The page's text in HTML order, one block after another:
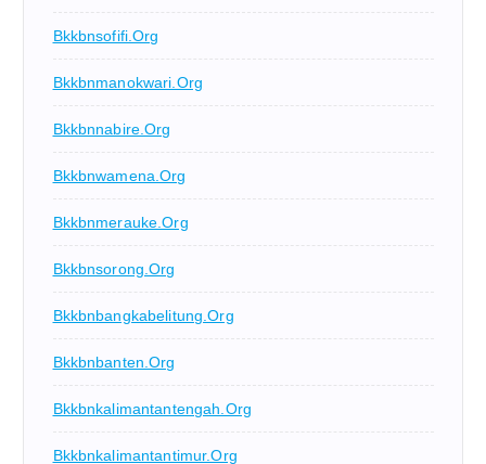
Bkkbnsofifi.org
Bkkbnmanokwari.org
Bkkbnnabire.org
Bkkbnwamena.org
Bkkbnmerauke.org
Bkkbnsorong.org
Bkkbnbangkabelitung.org
Bkkbnbanten.org
Bkkbnkalimantantengah.org
Bkkbnkalimantantimur.org